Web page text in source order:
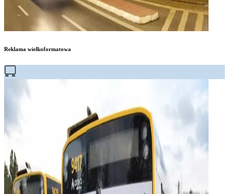
Reklama wielkoformatowa